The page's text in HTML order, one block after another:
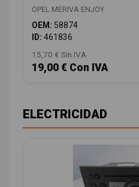
OPEL MERIVA ENJOY
OEM: 58874
ID: 461836
15,70 € Sin IVA
19,00 € Con IVA
ELECTRICIDAD